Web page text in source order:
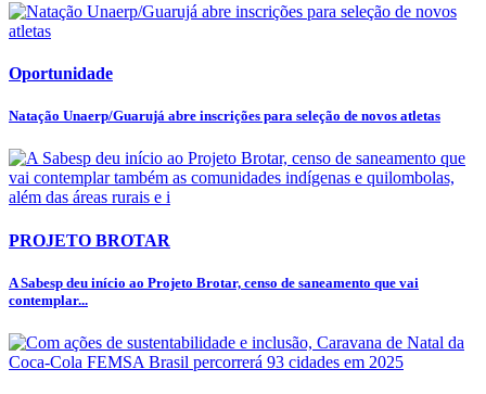
Oportunidade
Natação Unaerp/Guarujá abre inscrições para seleção de novos atletas
PROJETO BROTAR
A Sabesp deu início ao Projeto Brotar, censo de saneamento que vai
contemplar...